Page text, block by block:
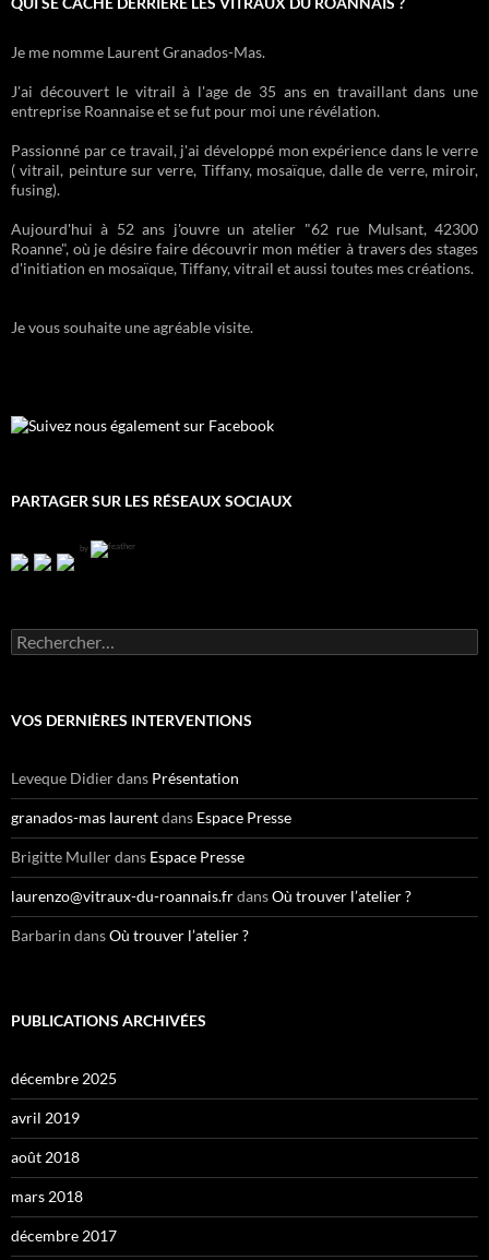
Je me nomme Laurent Granados-Mas.
J'ai découvert le vitrail à l'age de 35 ans en travaillant dans une
entreprise Roannaise et se fut pour moi une révélation.
Passionné par ce travail, j'ai développé mon expérience dans le verre
( vitrail, peinture sur verre, Tiffany, mosaïque, dalle de verre, miroir,
fusing).
Aujourd'hui à 52 ans j'ouvre un atelier "62 rue Mulsant, 42300
Roanne", où je désire faire découvrir mon métier à travers des stages
d'initiation en mosaïque, Tiffany, vitrail et aussi toutes mes créations.
Je vous souhaite une agréable visite.
Suivez nous également sur Facebook
PARTAGER SUR LES RÉSEAUX SOCIAUX
by
R
e
e
h
e
r
:
VOS DERNIÈRES INTERVENTIONS
Leveque Didierdans Présentation
granados-mas laurentdans Espace Presse
Brigitte Mullerdans Espace Presse
laurenzo@vitraux-du-roannais.frdansOù trouver l’atelier ?
Barbarin dansOù trouver l’atelier ?
PUBLICATIONS ARCHIVÉES
décembre 2025
avril 2019
août 2018
mars 2018
décembre 2017